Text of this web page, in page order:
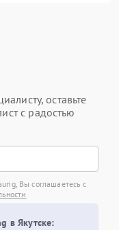
оставьте
с радостью
Вы соглашаетесь с
в Якутске: